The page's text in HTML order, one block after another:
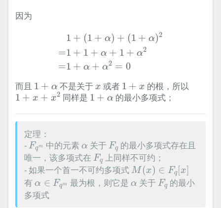
因为
1 + (1 + α) + (1 + α)2
=1 + 1 + α + 1 + α2
=1 + α + α2 = 0
+( + α)+ (1 α 2 =1 1 α+1
而且 1 + α
1 +α 不是关于 x
x 或者 1 + x
1 +x
的根，所以
1 + x + x2
1+x+x 2 同样是 1 + α
1+α 的最小多项式；
定理：
- Fqm
Fqm中的元素 α
α 关于 Fq
Fq 的最小多项式存在且
唯一，该多项式在Fq
Fq 上同样不可约；
- 如果一个首一不可约多项式 M (x) ∈ Fq [x]
M(x)∈F q[x]
有α ∈ Fqm
α∈F qm最为根，则它是α
α 关于Fq
Fq 的最小
多项式